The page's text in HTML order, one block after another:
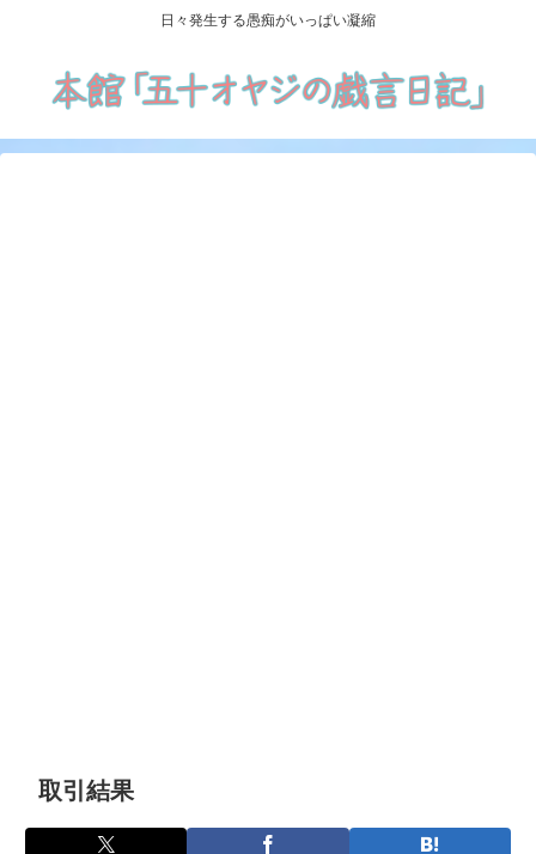
日々発生する愚痴がいっぱい凝縮
取引結果